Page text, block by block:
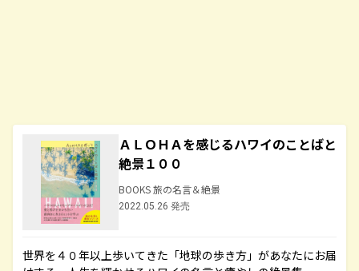
ＡＬＯＨＡを感じるハワイのことばと
絶景１００
BOOKS 旅の名言＆絶景
2022.05.26 発売
世界を４０年以上歩いてきた「地球の歩き方」があなたにお届